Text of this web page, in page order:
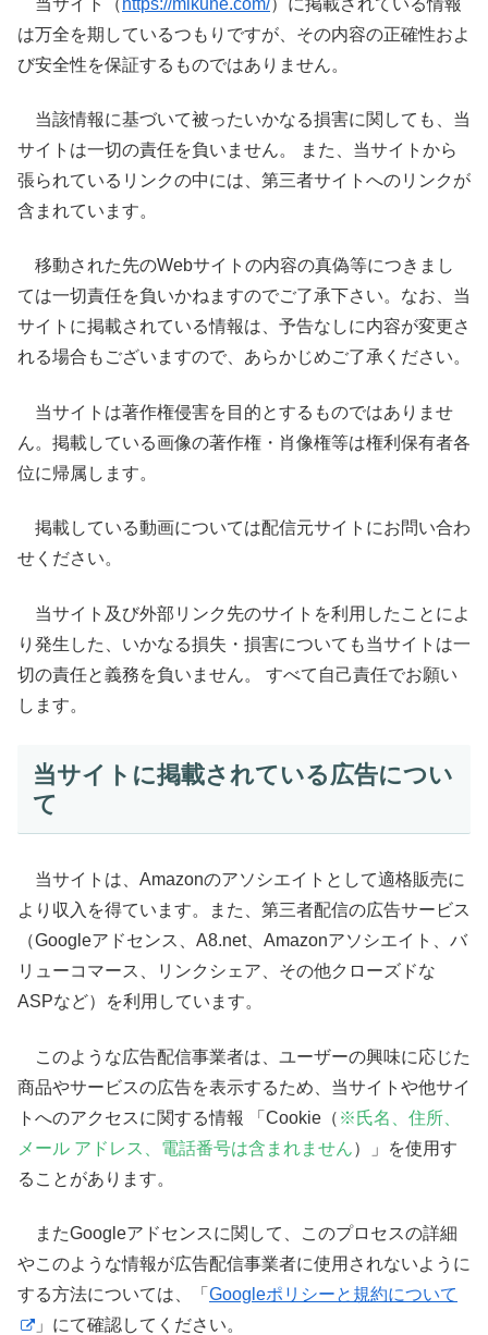
は万全を期しているつもりですが、その内容の正確性およ
び安全性を保証するものではありません。
当該情報に基づいて被ったいかなる損害に関しても、当
サイトは一切の責任を負いません。 また、当サイトから
張られているリンクの中には、第三者サイトへのリンクが
含まれています。
移動された先のWebサイトの内容の真偽等につきまし
ては一切責任を負いかねますのでご了承下さい。なお、当
サイトに掲載されている情報は、予告なしに内容が変更さ
れる場合もございますので、あらかじめご了承ください。
当サイトは著作権侵害を目的とするものではありませ
ん。掲載している画像の著作権・肖像権等は権利保有者各
位に帰属します。
掲載している動画については配信元サイトにお問い合わ
せください。
当サイト及び外部リンク先のサイトを利用したことによ
り発生した、いかなる損失・損害についても当サイトは一
切の責任と義務を負いません。 すべて自己責任でお願い
します。
当サイトに掲載されている広告につい
て
当サイトは、Amazonのアソシエイトとして適格販売に
より収入を得ています。また、第三者配信の広告サービス
（Googleアドセンス、A8.net、Amazonアソシエイト、バ
リューコマース、リンクシェア、その他クローズドな
ASPなど）を利用しています。
このような広告配信事業者は、ユーザーの興味に応じた
商品やサービスの広告を表示するため、当サイトや他サイ
トへのアクセスに関する情報 「Cookie（ ※氏名、住所、
メール アドレス、電話番号は含まれません）」を使用す
ることがあります。
またGoogleアドセンスに関して、このプロセスの詳細
やこのような情報が広告配信事業者に使用されないように
する方法については、「 Googleポリシーと規約について
」にて確認してください。